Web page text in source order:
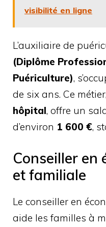
visibilité en ligne
L’auxiliaire de
(Diplôme
Puériculture),
de six ans. Ce
hôpital, offre un
d’environ 1 600 €,
Conseiller en
et familiale
Le conseiller en
aide les familles à